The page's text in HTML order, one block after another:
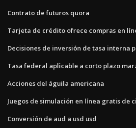
Contrato de futuros quora
Tarjeta de crédito ofrece compras en
Decisiones de inversión de tasa interna
Tasa federal aplicable a corto plazo
Acciones del águila americana
Juegos de simulación en línea gratis de
Conversión de aud a usd usd